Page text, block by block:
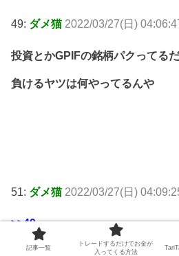
49: ダメ猫 2022/03/27(日)
投資とかGPIFの銘柄パクってる
負けるヤツは何やってるんや
51: ダメ猫 2022/03/27(日)
>>49
恒大持ってなかったっけ？
記事一覧
トレードするだけでお金が
入ってくる方法